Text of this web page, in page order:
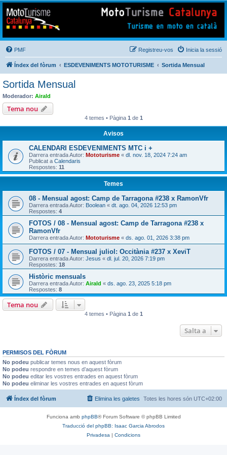
Mototurisme
Turisme en moto en català
PMF Inicia la sessió
Registreu-vos
Índex del fòrum ESDEVENIMENTS MOTOTURISME Sortida Mensual
Sortida Mensual
Moderador: Airald
Tema nou
4 temes • Pàgina 1 de 1
Avisos
CALENDARI ESDEVENIMENTS MTC i +
Darrera entrada Autor: Mototurisme « dl. nov. 18, 2024 7:24 am
Publicat a Calendaris
Respostes: 11
Temes
08 - Mensual agost: Camp de Tarragona #238 x RamonVfr
Darrera entrada Autor: Boolean « dt. ago. 04, 2026 12:53 pm
Respostes: 4
FOTOS / 08 - Mensual agost: Camp de Tarragona #238 x
RamonVfr
Darrera entrada Autor: Mototurisme « ds. ago. 01, 2026 3:38 pm
FOTOS / 07 - Mensual juliol: Occitània #237 x XeviT
Darrera entrada Autor: Jesus « dl. jul. 20, 2026 7:19 pm
Respostes: 18
Històric mensuals
Darrera entrada Autor: Airald « ds. ago. 23, 2025 5:18 pm
Respostes: 8
Tema nou
4 temes • Pàgina 1 de 1
Salta a
PERMISOS DEL FÒRUM
No podeu publicar temes nous en aquest fòrum
No podeu respondre en temes d’aquest fòrum
No podeu editar les vostres entrades en aquest fòrum
No podeu eliminar les vostres entrades en aquest fòrum
Índex del fòrum Totes les hores són UTC+02:00
Elimina les galetes
Funciona amb phpBB® Forum Software © phpBB Limited
Traducció del phpBB: Isaac Garcia Abrodos
Privadesa | Condicions